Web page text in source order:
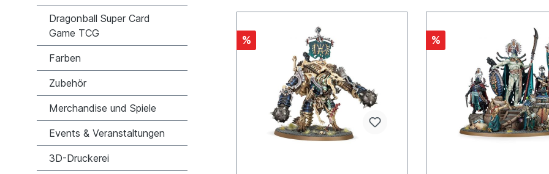
Dragonball Super Card
Game TCG
Farben
Zubehör
Merchandise und Spiele
Events & Veranstaltungen
3D-Druckerei
einem Citadel-Ovalbase (90 mm)
und zwei Citadel-Ovalbases (60 mm)
geliefert.
% %